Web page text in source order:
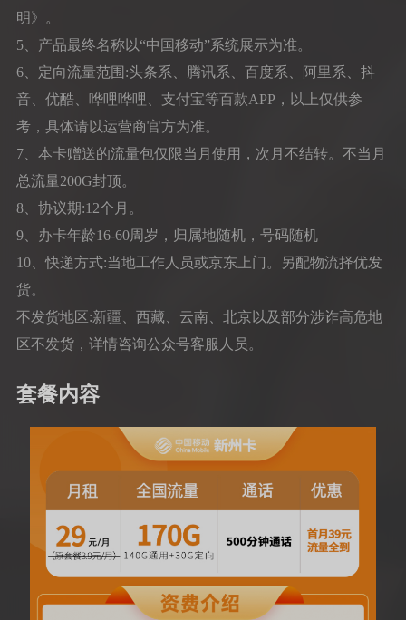
明》。
5、产品最终名称以“中国移动”系统展示为准。
6、定向流量范围:头条系、腾讯系、百度系、阿里系、抖
音、优酷、哗哩哗哩、支付宝等百款APP，以上仅供参
考，具体请以运营商官方为准。
7、本卡赠送的流量包仅限当月使用，次月不结转。不当月
总流量200G封顶。
8、协议期:12个月。
9、办卡年龄16-60周岁，归属地随机，号码随机
10、快递方式:当地工作人员或京东上门。另配物流择优发
货。
不发货地区:新疆、西藏、云南、北京以及部分涉诈高危地
区不发货，详情咨询公众号客服人员。
套餐内容